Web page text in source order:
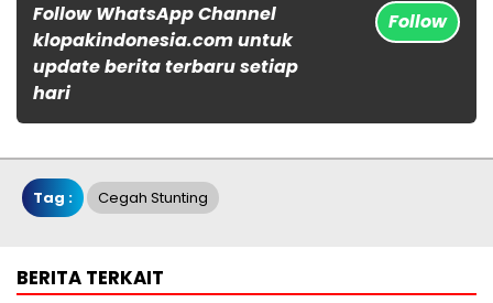
Follow WhatsApp Channel
klopakindonesia.com untuk
update berita terbaru setiap
hari
Follow
Tag : Cegah Stunting
BERITA TERKAIT